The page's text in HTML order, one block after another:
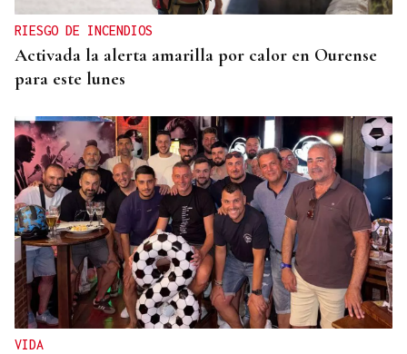
RIESGO DE INCENDIOS
Activada la alerta amarilla por calor en Ourense
para este lunes
VIDA